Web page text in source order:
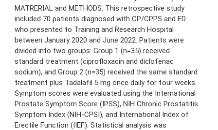
MATRERIAL and METHODS: This retrospective study
included 70 patients diagnosed with CP/CPPS and ED
who presented to Training and Research Hospital
between January 2020 and June 2022. Patients were
divided into two groups: Group 1 (n=35) received
standard treatment (ciprofloxacin and diclofenac
sodium), and Group 2 (n=35) received the same standard
treatment plus Tadalafil 5 mg once daily for four weeks.
Symptom scores were evaluated using the International
Prostate Symptom Score (IPSS), NIH Chronic Prostatitis
Symptom Index (NIH-CPSI), and International Index of
Erectile Function (IIEF). Statistical analysis was